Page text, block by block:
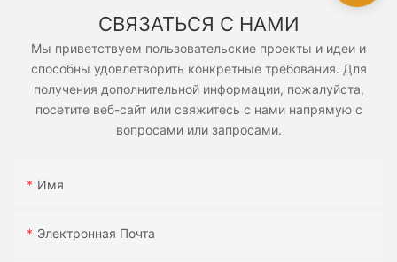
СВЯЗАТЬСЯ С НАМИ
Мы приветствуем пользовательские проекты и идеи и
способны удовлетворить конкретные требования. Для
получения дополнительной информации, пожалуйста,
посетите веб-сайт или свяжитесь с нами напрямую с
вопросами или запросами.
Имя
Электронная Почта